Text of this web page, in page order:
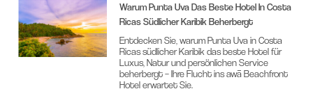
Warum Punta Uva Das Beste Hotel In Costa
Ricas Südlicher Karibik Beherbergt
Entdecken Sie, warum Punta Uva in Costa
Ricas südlicher Karibik das beste Hotel für
Luxus, Natur und persönlichen Service
beherbergt – Ihre Flucht ins awā Beachfront
Hotel erwartet Sie.